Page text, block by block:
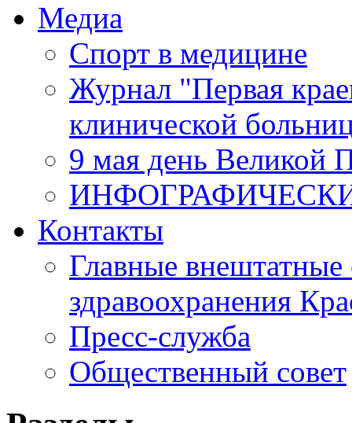
Медиа
Спорт в медицине
Журнал "Первая
клинической
9 мая день Великой
Контакты
Главные внештатные
здравоохранения
Пресс-служба
Общественный совет